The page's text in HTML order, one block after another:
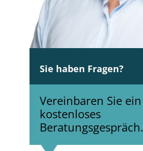
Sie haben Fragen?
Vereinbaren Sie ein
kostenloses
Beratungsgespräch.